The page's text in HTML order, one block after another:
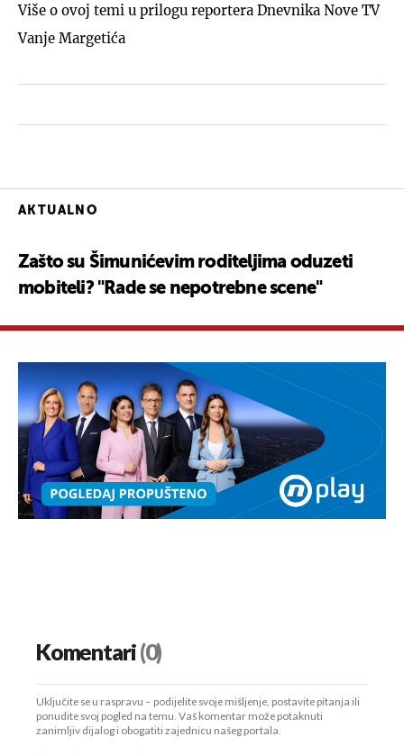
Više o ovoj temi u prilogu reportera Dnevnika Nove TV
Vanje Margetića
AKTUALNO
Zašto su Šimunićevim roditeljima oduzeti
mobiteli? "Rade se nepotrebne scene"
Komentari(0)
Uključite se u raspravu – podijelite svoje mišljenje, postavite pitanja ili
ponudite svoj pogled na temu. Vaš komentar može potaknuti
zanimljiv dijalog i obogatiti zajednicu našeg portala.